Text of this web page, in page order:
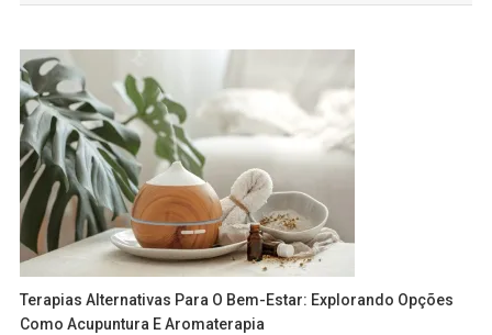
Terapias Alternativas Para O Bem-Estar: Explorando Opções
Como Acupuntura E Aromaterapia